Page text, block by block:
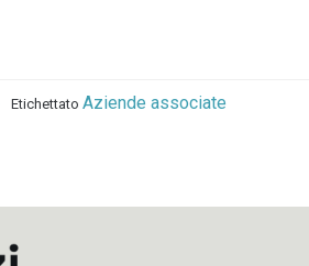
Etichettato Aziende associate